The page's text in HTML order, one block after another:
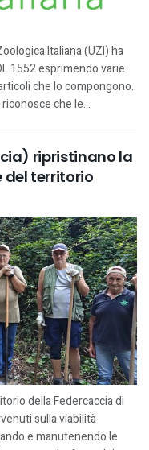
Italiana (UZI) ha
1552 esprimendo varie
che lo compongono.
che le...
ripristinano la
territorio
della Federcaccia di
sulla viabilità
e manutenendo le